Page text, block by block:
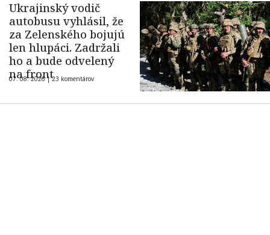
Ukrajinský vodič
autobusu vyhlásil, že
za Zelenského bojujú
len hlupáci. Zadržali
ho a bude odvelený
na front
07. 08. 2026 |23 komentárov